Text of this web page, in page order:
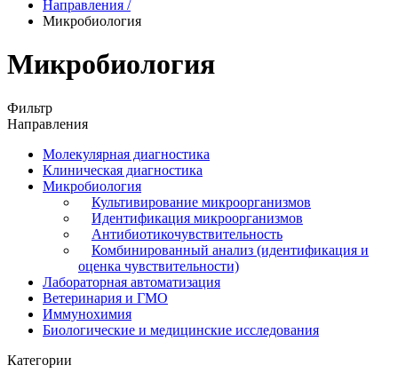
Направления /
Микробиология
Микробиология
Фильтр
Направления
Молекулярная диагностика
Клиническая диагностика
Микробиология
Культивирование микроорганизмов
Идентификация микроорганизмов
Антибиотикочувствительность
Комбинированный анализ (идентификация и
оценка чувствительности)
Лабораторная автоматизация
Ветеринария и ГМО
Иммунохимия
Биологические и медицинские исследования
Категории